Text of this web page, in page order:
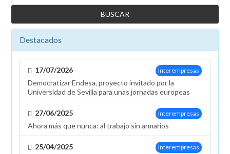
Destacados
Interempresas
17/07/2026
Democratizar Endesa, proyecto invitado por la
Universidad de Sevilla para unas jornadas europeas
Interempresas
27/06/2025
Ahora más que nunca: al trabajo sin armarios
Interempresas
25/04/2025